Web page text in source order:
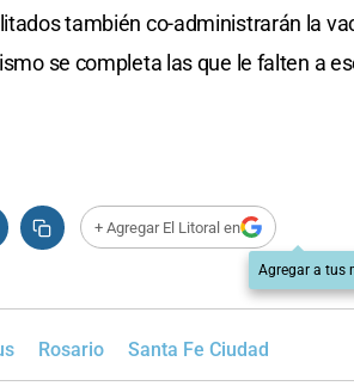
también co-administrarán la
se completa las que le falten a
+ Agregar El Litoral en
Agregar a tus
Rosario Santa Fe Ciudad